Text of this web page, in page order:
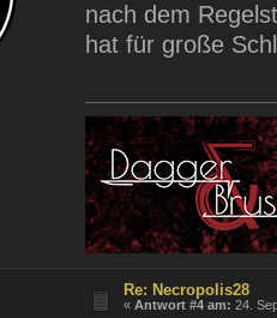
nach dem
hat für große
Re: Necropolis28
«Antwort #4 am: 24.